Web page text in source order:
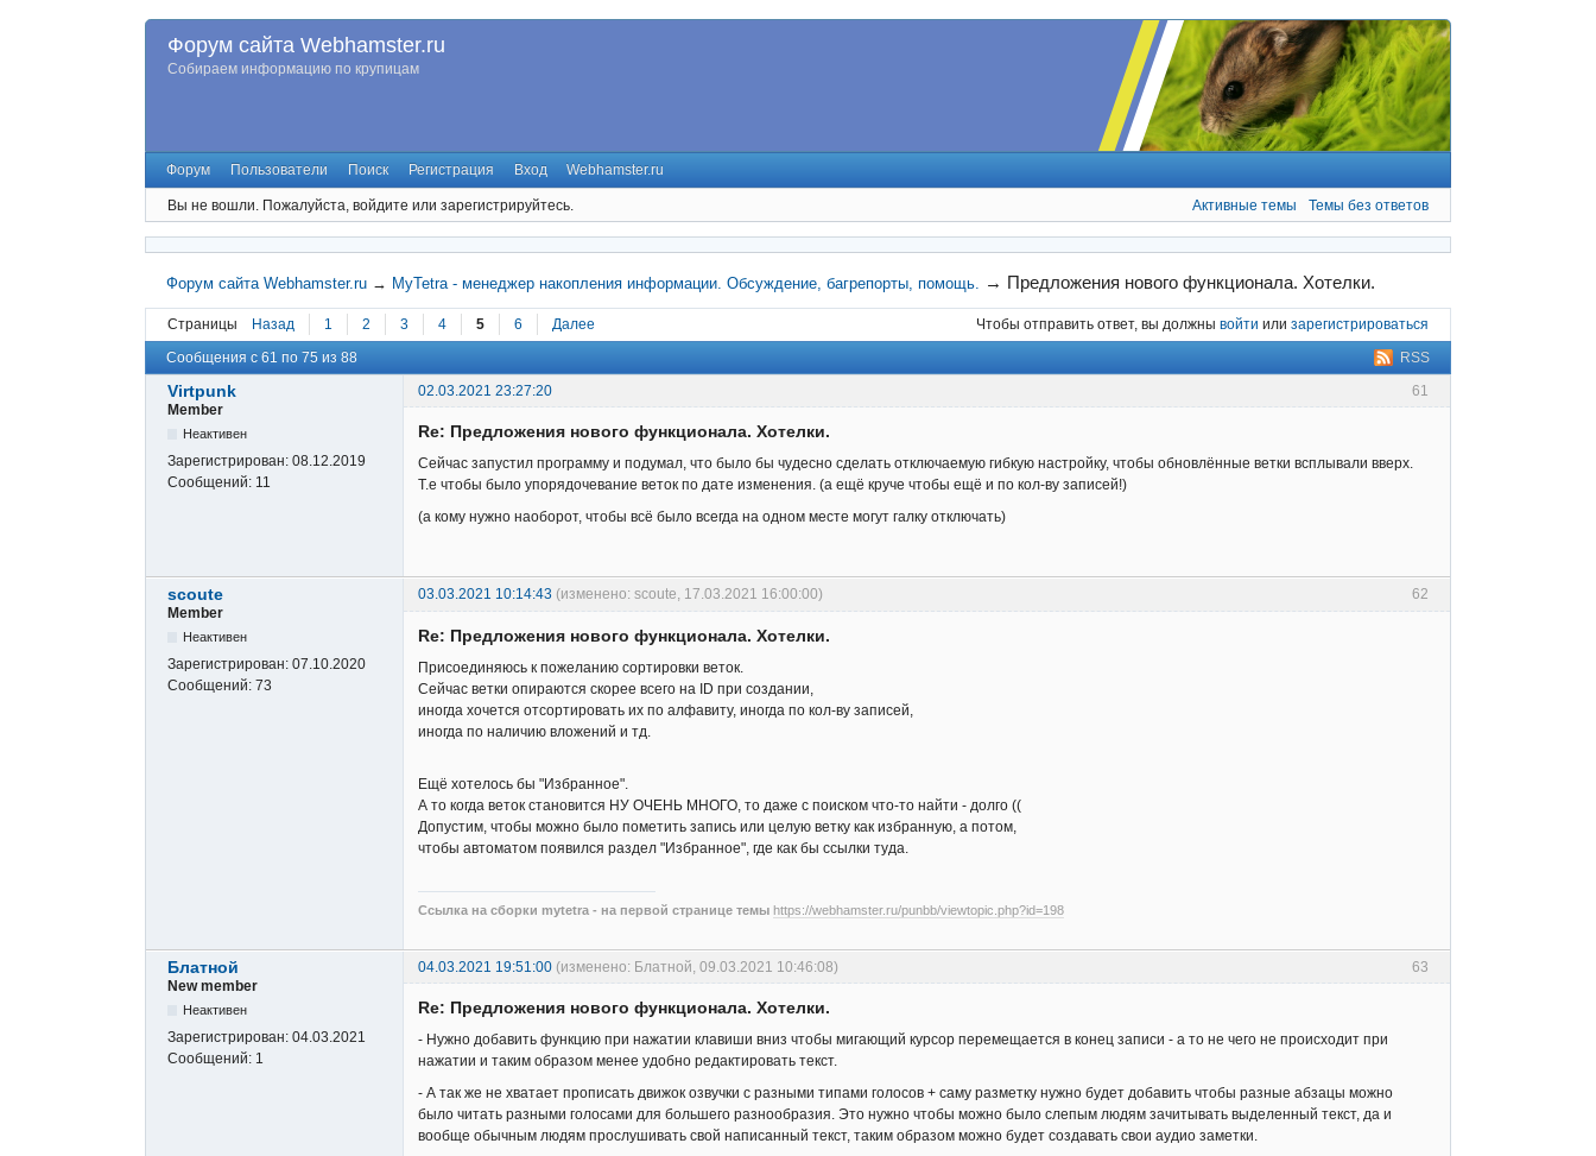
Форум сайта Webhamster.ru
Собираем информацию по крупицам
Форум Пользователи Поиск Регистрация Вход Webhamster.ru
Вы не вошли. Пожалуйста, войдите или зарегистрируйтесь. Активные темы Темы без ответов
Форум сайта Webhamster.ru → MyTetra - менеджер накопления информации. Обсуждение, багрепорты, помощь. → Предложения нового функционала. Хотелки.
Страницы Назад 1 2 3 4 5 6 Далее Чтобы отправить ответ, вы должны войти или зарегистрироваться
RSS
Сообщения с 61 по 75 из 88
61
Virtpunk
02.03.2021 23:27:20
Member
Неактивен
Зарегистрирован: 08.12.2019
Сообщений: 11
Re: Предложения нового функционала. Хотелки.
Сейчас запустил программу и подумал, что было бы чудесно сделать отключаемую гибкую настройку, чтобы обновлённые ветки всплывали вверх.
Т.е чтобы было упорядочевание веток по дате изменения. (а ещё круче чтобы ещё и по кол-ву записей!)
(а кому нужно наоборот, чтобы всё было всегда на одном месте могут галку отключать)
62
scoute 03.03.2021 10:14:43 (изменено: scoute, 17.03.2021 16:00:00)
Member
Неактивен
Зарегистрирован: 07.10.2020
Сообщений: 73
Re: Предложения нового функционала. Хотелки.
Присоединяюсь к пожеланию сортировки веток.
Сейчас ветки опираются скорее всего на ID при создании,
иногда хочется отсортировать их по алфавиту, иногда по кол-ву записей,
иногда по наличию вложений и тд.
Ещё хотелось бы "Избранное".
А то когда веток становится НУ ОЧЕНЬ МНОГО, то даже с поиском что-то найти - долго ((
Допустим, чтобы можно было пометить запись или целую ветку как избранную, а потом,
чтобы автоматом появился раздел "Избранное", где как бы ссылки туда.
Ссылка на сборки mytetra - на первой странице темы https://webhamster.ru/punbb/viewtopic.php?id=198
63
Блатной 04.03.2021 19:51:00 (изменено: Блатной, 09.03.2021 10:46:08)
New member
Неактивен
Зарегистрирован: 04.03.2021
Сообщений: 1
Re: Предложения нового функционала. Хотелки.
- Нужно добавить функцию при нажатии клавиши вниз чтобы мигающий курсор перемещается в конец записи - а то не чего не происходит при
нажатии и таким образом менее удобно редактировать текст.
- А так же не хватает прописать движок озвучки с разными типами голосов + саму разметку нужно будет добавить чтобы разные абзацы можно
было читать разными голосами для большего разнообразия. Это нужно чтобы можно было слепым людям зачитывать выделенный текст, да и
вообще обычным людям прослушивать свой написанный текст, таким образом можно будет создавать свои аудио заметки.